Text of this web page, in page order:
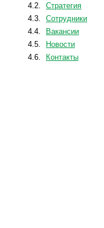
4.2.
Стратегия
4.3.
Сотрудники
4.4.
Вакансии
4.5.
Новости
4.6.
Контакты